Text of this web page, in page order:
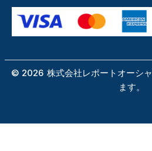
© 2026 株式会社レポートオーシ
ます。